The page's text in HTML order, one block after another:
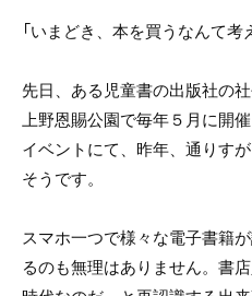
「いまどき、本を買うなんて考
先日、ある児童書の出版社の
上野恩賜公園で毎年５月に開
イベントにて、昨年、通りす
そうです。
スマホ一つで様々な電子書籍
るのも無理はありません。書